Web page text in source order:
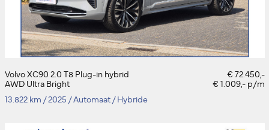
Volvo XC90 2.0 T8 Plug-in hybrid
AWD Ultra Bright
€ 72.450,-
€ 1.009,- p/m
13.822 km /2025 /Automaat /Hybride